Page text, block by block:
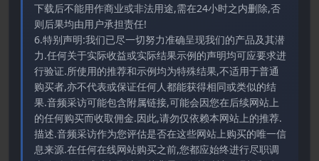
下载后不能用作商业或非法用途,需在24小时之内删除,否
则后果均由用户承担责任!
6.特别声明:我们已尽一切努力准确呈现我们的产品及其潜
力.任何关于实际收益或实际结果示例的声明均可应要求进
行验证.所使用的推荐和示例均为特殊结果,不适用于普通
购买者,亦不代表或保证任何人都能获得相同或类似的结
果.音频采访可能包含附属链接,可能会因您在后续网站上
的任何购买而收取佣金.因此,请勿仅依赖本网站上的推荐.
描述.音频采访作为您评估是否在这些网站上购买的唯一信
息来源.在任何在线网站购买之前,您都应始终进行尽职调